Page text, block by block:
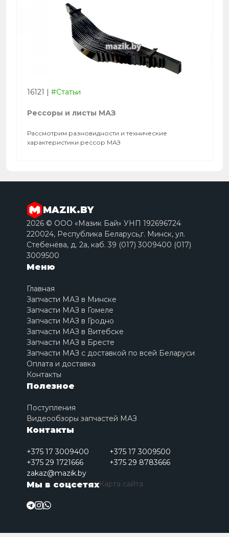
16121 | #Статьи
Рессоры и листы МАЗ
Рассмотрим разновидности и технические
характеристики рессор МАЗ
MAZIK.BY
2026 © ООО «Мазик Бай» УНП 192696724
220024, Республика Беларусь,г. Минск, ул.
Стебенёва, д. 2a, каб. 39 (017) 3009400 (017)
3009500
Меню
Главная
Запчасти МАЗ в Минске
Запчасти МАЗ в Гомеле
Запчасти МАЗ в Гродно
Запчасти МАЗ в Витебске
Запчасти МАЗ в Бресте
Запчасти МАЗ с доставкой по всей Беларуси
Оплата и доставка
Контакты
Полезное
Поступления
Видеообзоры запчастей МАЗ
Контакты
+375 17 3009400
+375 17 3009500
+375 29 1721666
+375 29 8783666
zakaz@mazik.by
Мы в соцсетяхКарта сайта